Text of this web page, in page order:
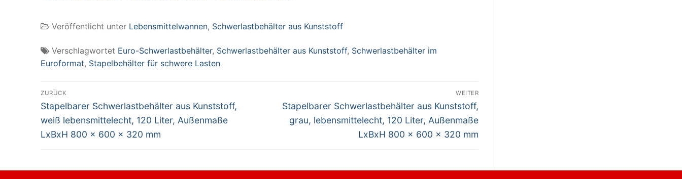
lebensmittelecht,
Außenmaße LxBxH
400 x 300 x 165
mm
lebensmittelecht,
Außenmaße LxBxH
600 x 400 x 320
mm
lebensmittelecht,
Außenmaße LxBxH
mm
Veröffentlicht unter Lebensmittelwannen, Schwerlastbehälter aus Kunststoff
Verschlagwortet Euro-Schwerlastbehälter, Schwerlastbehälter aus Kunststoff, Schwerlastbehälter im
Euroformat, Stapelbehälter für schwere Lasten
Beitragsnavigation
ZURÜCK
Vorheriger
Beitrag:
Stapelbarer Schwerlastbehälter aus Kunststoff,
weiß lebensmittelecht, 120 Liter, Außenmaße
LxBxH 800 x 600 x 320 mm
WEITER
Nächster
Beitrag:
Stapelbarer Schwerlastbehälter aus Kunststoff,
grau, lebensmittelecht, 120 Liter, Außenmaße
LxBxH 800 x 600 x 320 mm